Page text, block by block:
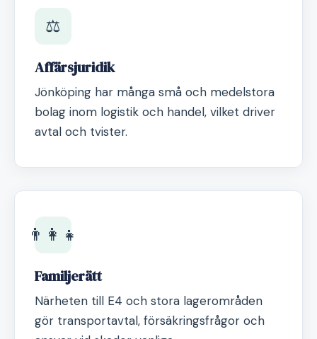
⚖️
Affärsjuridik
Jönköping har många små och medelstora
bolag inom logistik och handel, vilket driver
avtal och tvister.
👨‍👩‍👧
Familjerätt
Närheten till E4 och stora lagerområden
gör transportavtal, försäkringsfrågor och